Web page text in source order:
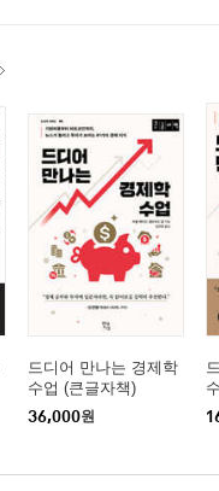
드디어 만나는 경제학
수업 (큰글자책)
36,000원